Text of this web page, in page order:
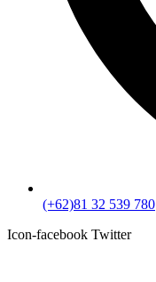
(+62)81 32 539 780
Icon-facebook Twitter